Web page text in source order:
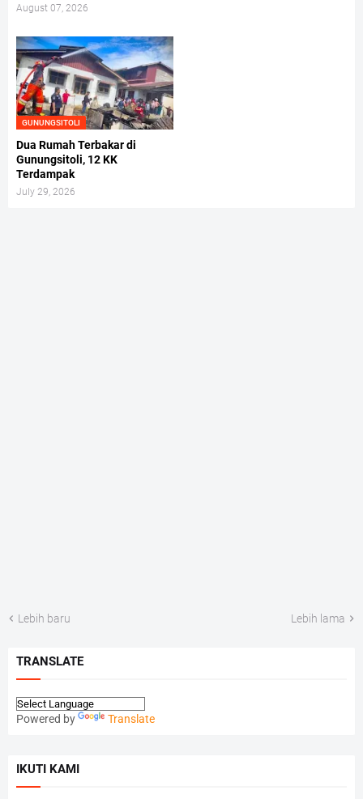
August 07, 2026
GUNUNGSITOLI
Dua Rumah Terbakar di
Gunungsitoli, 12 KK
Terdampak
July 29, 2026
Lebih baru Lebih lama
TRANSLATE
Powered by Translate
IKUTI KAMI